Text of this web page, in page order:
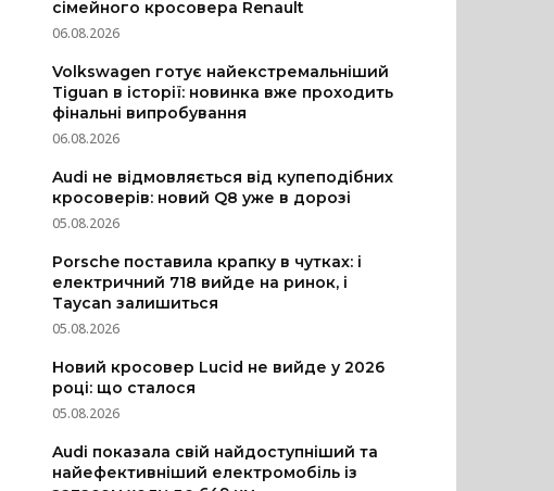
сімейного кросовера Renault
06.08.2026
Volkswagen готує найекстремальніший
Tiguan в історії: новинка вже проходить
фінальні випробування
06.08.2026
Audi не відмовляється від купеподібних
кросоверів: новий Q8 уже в дорозі
05.08.2026
Porsche поставила крапку в чутках: і
електричний 718 вийде на ринок, і
Taycan залишиться
05.08.2026
Новий кросовер Lucid не вийде у 2026
році: що сталося
05.08.2026
Audi показала свій найдоступніший та
найефективніший електромобіль із